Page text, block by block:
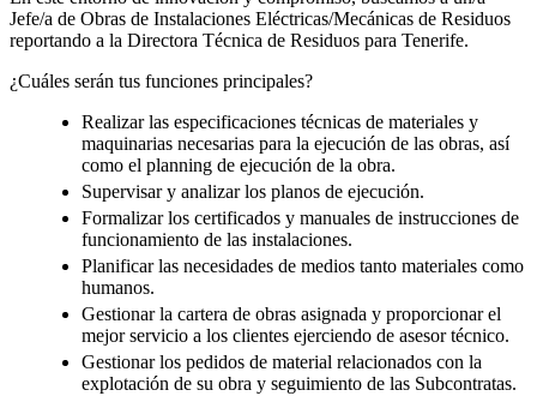
Jefe/a de Obras de Instalaciones Eléctricas/Mecánicas de Residuos
reportando a la Directora Técnica de Residuos para Tenerife.
¿Cuáles serán tus funciones principales?
Realizar las especificaciones técnicas de materiales y
maquinarias necesarias para la ejecución de las obras, así
como el planning de ejecución de la obra.
Supervisar y analizar los planos de ejecución.
Formalizar los certificados y manuales de instrucciones de
funcionamiento de las instalaciones.
Planificar las necesidades de medios tanto materiales como
humanos.
Gestionar la cartera de obras asignada y proporcionar el
mejor servicio a los clientes ejerciendo de asesor técnico.
Gestionar los pedidos de material relacionados con la
explotación de su obra y seguimiento de las Subcontratas.